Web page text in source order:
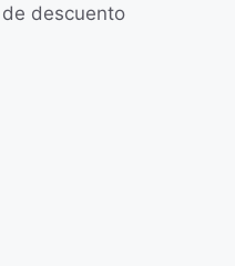
descuento